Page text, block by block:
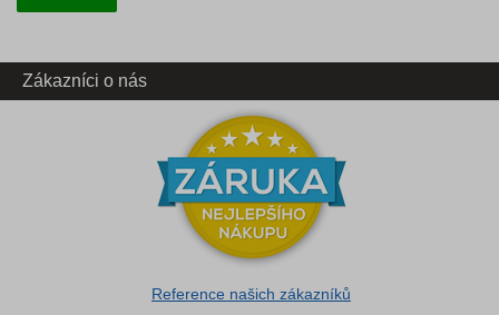
Zákazníci o nás
Reference našich zákazníků